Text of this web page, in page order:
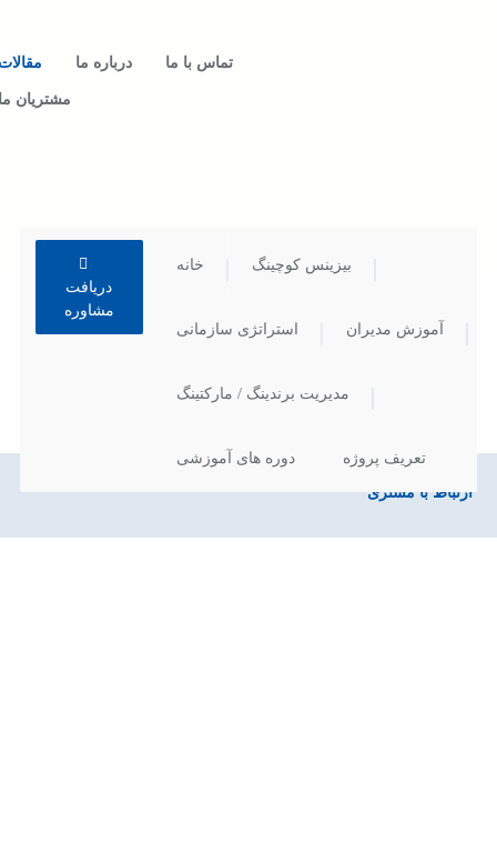
درباره ما تماس با ما
مشتریان
خانه بیزینس کوچینگ
استراتژی سازمانی آموزش مدیران
مدیریت برندینگ / مارکتینگ
دوره های آموزشی تعریف پروژه
دریافت
مشاوره
ارتباط با مشتری